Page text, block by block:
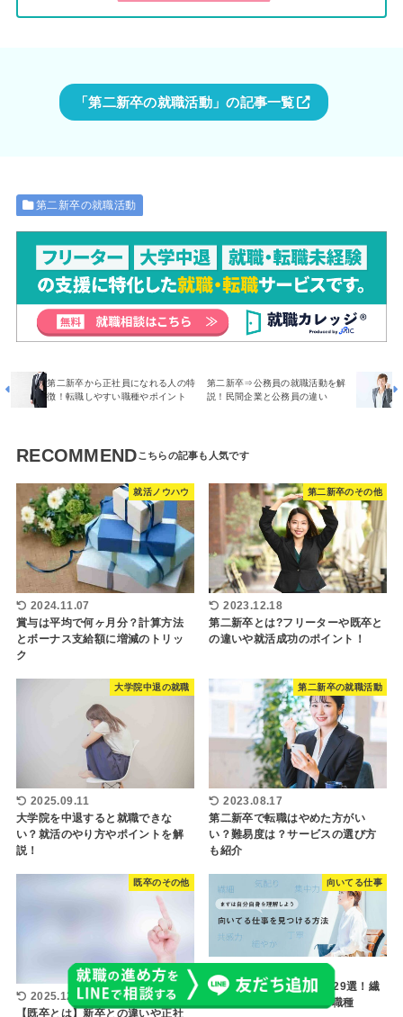
「第二新卒の就職活動」の記事一覧
第二新卒の就職活動
第二新卒から正社員になれる人の特
徴！転職しやすい職種やポイント
第二新卒⇒公務員の就職活動を解
説！民間企業と公務員の違い
RECOMMEND
就活ノウハウ
2024.11.07
賞与は平均で何ヶ月分？計算方法
とボーナス支給額に増減のトリッ
ク
第二新卒のその他
2023.12.18
第二新卒とは?フリーターや既卒と
の違いや就活成功のポイント！
大学院中退の就職
2025.09.11
大学院を中退すると就職できな
い？就活のやり方やポイントを解
説！
第二新卒の就職活動
2023.08.17
第二新卒で転職はやめた方がい
い？難易度は？サービスの選び方
も紹介
既卒のその他
2025.12.11
【既卒とは】新卒との違いや正社
向いてる仕事
HSPな人に向いてる仕事29選！繊
細さや創造性を活かせる職種